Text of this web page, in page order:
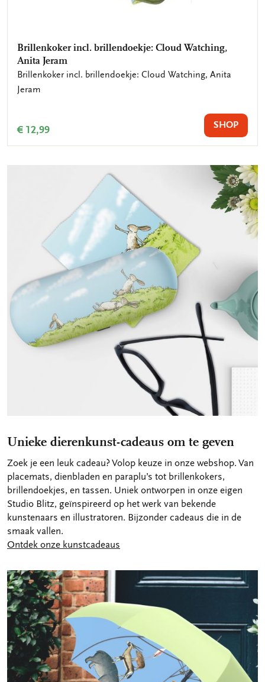
Brillenkoker incl. brillendoekje: Cloud Watching,
Anita Jeram
Brillenkoker incl. brillendoekje: Cloud Watching, Anita
Jeram
€ 12,99 SHOP
Unieke dierenkunst-cadeaus om te geven
Zoek je een leuk cadeau? Volop keuze in onze webshop. Van
placemats, dienbladen en paraplu’s tot brillenkokers,
brillendoekjes, en tassen. Uniek ontworpen in onze eigen
Studio Blitz, geïnspireerd op het werk van bekende
kunstenaars en illustratoren. Bijzonder cadeaus die in de
smaak vallen.
Ontdek onze kunstcadeaus